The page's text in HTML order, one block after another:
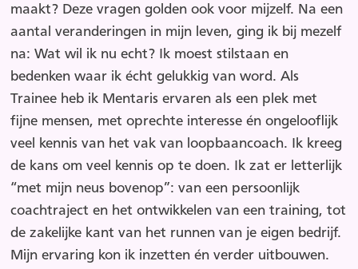
maakt? Deze vragen golden ook voor mijzelf. Na een
aantal veranderingen in mijn leven, ging ik bij mezelf
na: Wat wil ik nu echt? Ik moest stilstaan en
bedenken waar ik écht gelukkig van word. Als
Trainee heb ik Mentaris ervaren als een plek met
fijne mensen, met oprechte interesse én ongelooflijk
veel kennis van het vak van loopbaancoach. Ik kreeg
de kans om veel kennis op te doen. Ik zat er letterlijk
“met mijn neus bovenop”: van een persoonlijk
coachtraject en het ontwikkelen van een training, tot
de zakelijke kant van het runnen van je eigen bedrijf.
Mijn ervaring kon ik inzetten én verder uitbouwen.